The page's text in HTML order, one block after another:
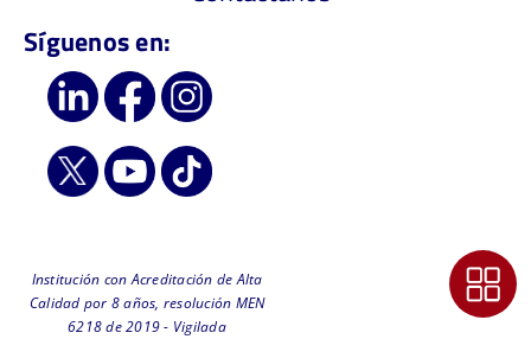
Síguenos en:
Institución con Acreditación de Alta
Calidad por 8 años, resolución MEN
6218 de 2019 - Vigilada